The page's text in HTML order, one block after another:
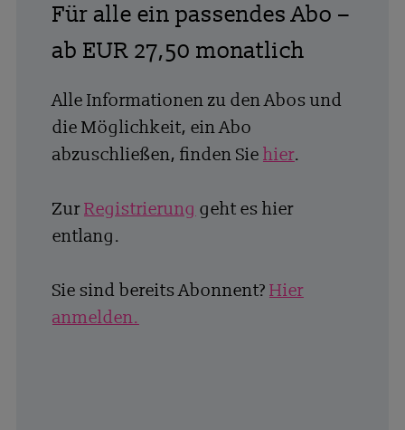
Für alle ein passendes Abo –
ab EUR 27,50 monatlich
Alle Informationen zu den Abos und
die Möglichkeit, ein Abo
abzuschließen, finden Sie hier.
ZurRegistrierung geht es hier
entlang.
Sie sind bereits Abonnent? Hier
anmelden.